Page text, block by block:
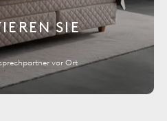
SIE
vor Ort